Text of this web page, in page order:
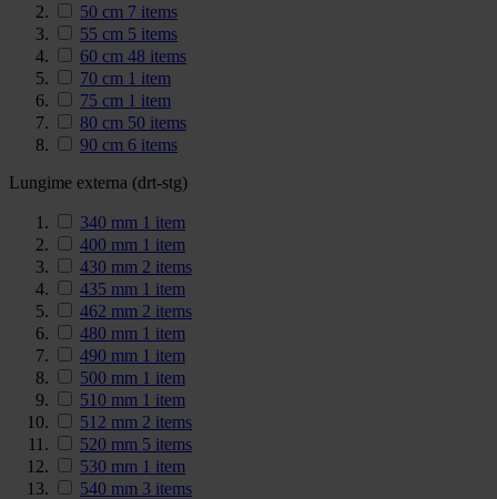
50 cm 7 items
55 cm 5 items
60 cm 48 items
70 cm 1 item
75 cm 1 item
80 cm 50 items
90 cm 6 items
Lungime externa (drt-stg)
340 mm 1 item
400 mm 1 item
430 mm 2 items
435 mm 1 item
462 mm 2 items
480 mm 1 item
490 mm 1 item
500 mm 1 item
510 mm 1 item
512 mm 2 items
520 mm 5 items
530 mm 1 item
540 mm 3 items